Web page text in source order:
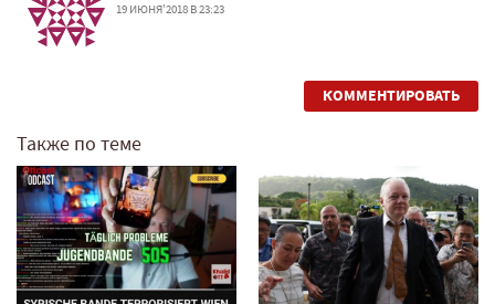
19 ИЮНЯ'2018 В 23:23
КОММЕНТИРОВАТЬ
Также по теме